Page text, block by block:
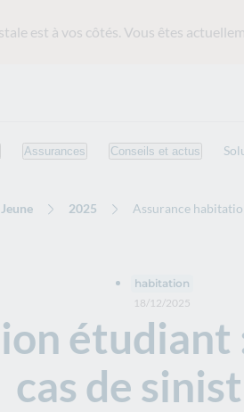
est à vos côtés. Vous êtes
Assurances Conseils et actus
2025 Assurance
étudiant
cas de
18/12/2025
habitation